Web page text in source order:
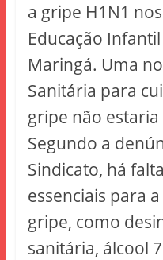
a gripe H1N1
Educação
Maringá. Uma
Sanitária para
gripe não
Segundo a
Sindicato, há
essenciais para
gripe, como
sanitária, álcool